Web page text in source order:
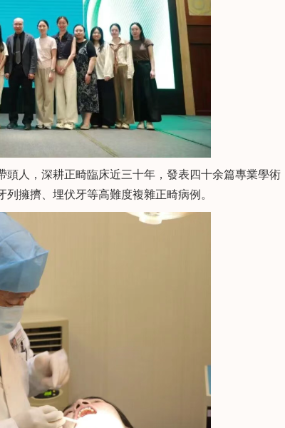
人，深耕正畸臨床近三十年，發表四十余篇專業學術
擁擠、埋伏牙等高難度複雜正畸病例。
牙貼面
化種
及各類
修複。
查看詳情
顯微根管治療，樹脂美學
修複，牙體缺損的傳統美
學修複，各種複雜牙及阻
生齒微創拔除等。有紮實
的理論基礎和豐富的臨床
實踐，善於以多學科理念
爲患者設計全面及合理的
治療方案。
向Ta提問